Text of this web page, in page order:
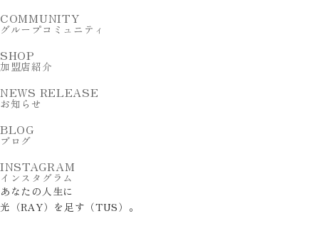
COMMUNITY
グループコミュニティ
SHOP
加盟店紹介
NEWS RELEASE
お知らせ
BLOG
ブログ
INSTAGRAM
インスタグラム
あ な た の人生に
光 （RAY） を 足す （TUS） 。